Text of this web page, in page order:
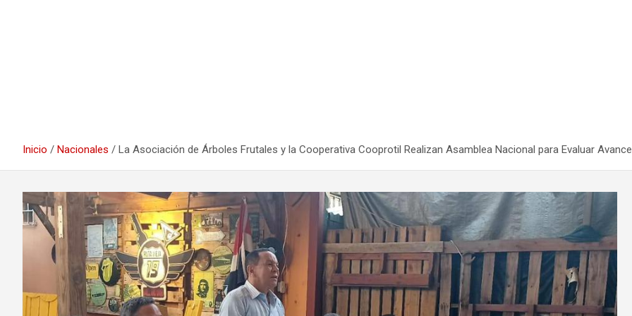
Inicio Nacionales La Asociación de Árboles Frutales y la Cooperativa Cooprotil Realizan Asamblea Nacional para Evaluar